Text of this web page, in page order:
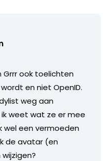
Grrr ook toelichten
en niet OpenID.
weg aan
weet wat ze er mee
wel een vermoeden
de avatar (en